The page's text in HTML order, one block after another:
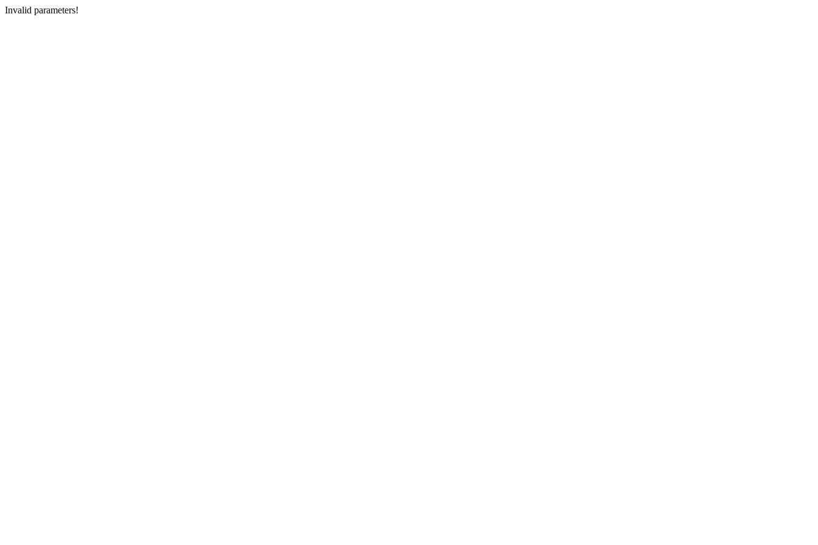
Invalid parameters!